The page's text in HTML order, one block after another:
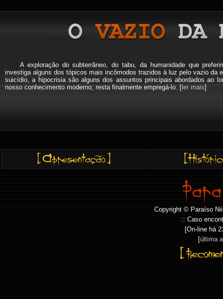
A exploração do subterrâneo, do tabu, da humanidade que
investiga alguns dos tópicos mais incômodos trazidos à luz pelo vazio da
suicídio, a hipocrisia são alguns dos assuntos principais abordados ao
nosso conhecimento moderno; resta finalmente empregá-lo. [ler mais]
Copyright © Paraíso
:: Caso
[On-line há
[última